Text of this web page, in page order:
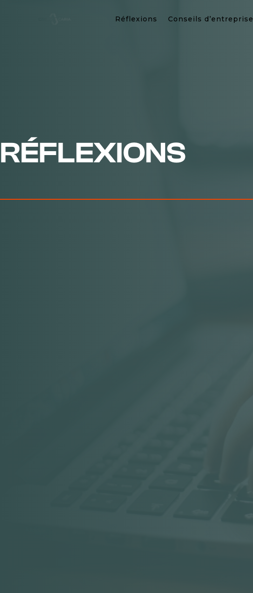
Réflexions Conseils d’entreprise
RÉFLEXIONS